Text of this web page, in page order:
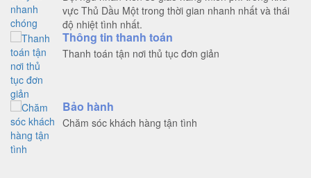
vực Thủ Dầu Một trong thời gian nhanh nhất và thái
độ nhiệt tình nhất.
Thông tin thanh toán
Thanh toán tận nơi thủ tục đơn giản
Bảo hành
Chăm sóc khách hàng tận tình